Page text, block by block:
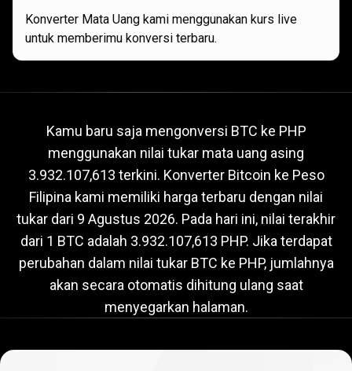
Konverter Mata Uang kami menggunakan kurs live
untuk memberimu konversi terbaru.
tukar
BTC
ke
PHP
saat
ini
Nilai tukar BTC ke PHP saat
Kamu baru saja mengonversi BTC ke PHP
menggunakan nilai tukar mata uang asing
3.932.107,613 terkini. Konverter Bitcoin ke Peso
Filipina kami memiliki harga terbaru dengan nilai
tukar dari 9 Agustus 2026. Pada hari ini, nilai terakhir
dari 1 BTC adalah 3.932.107,613 PHP. Jika terdapat
perubahan dalam nilai tukar BTC ke PHP, jumlahnya
akan secara otomatis dihitung ulang saat
menyegarkan halaman.